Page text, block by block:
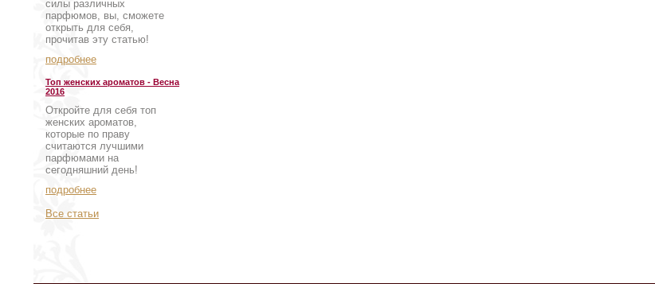
силы различных
парфюмов, вы, сможете
открыть для себя,
прочитав эту статью!
подробнее
Топ женских ароматов - Весна
2016
Откройте для себя топ
женских ароматов,
которые по праву
считаются лучшими
парфюмами на
сегодняшний день!
подробнее
Все статьи